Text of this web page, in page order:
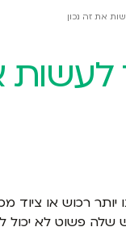
את זה נכון
יותר רכוש או
שלה פשוט לא